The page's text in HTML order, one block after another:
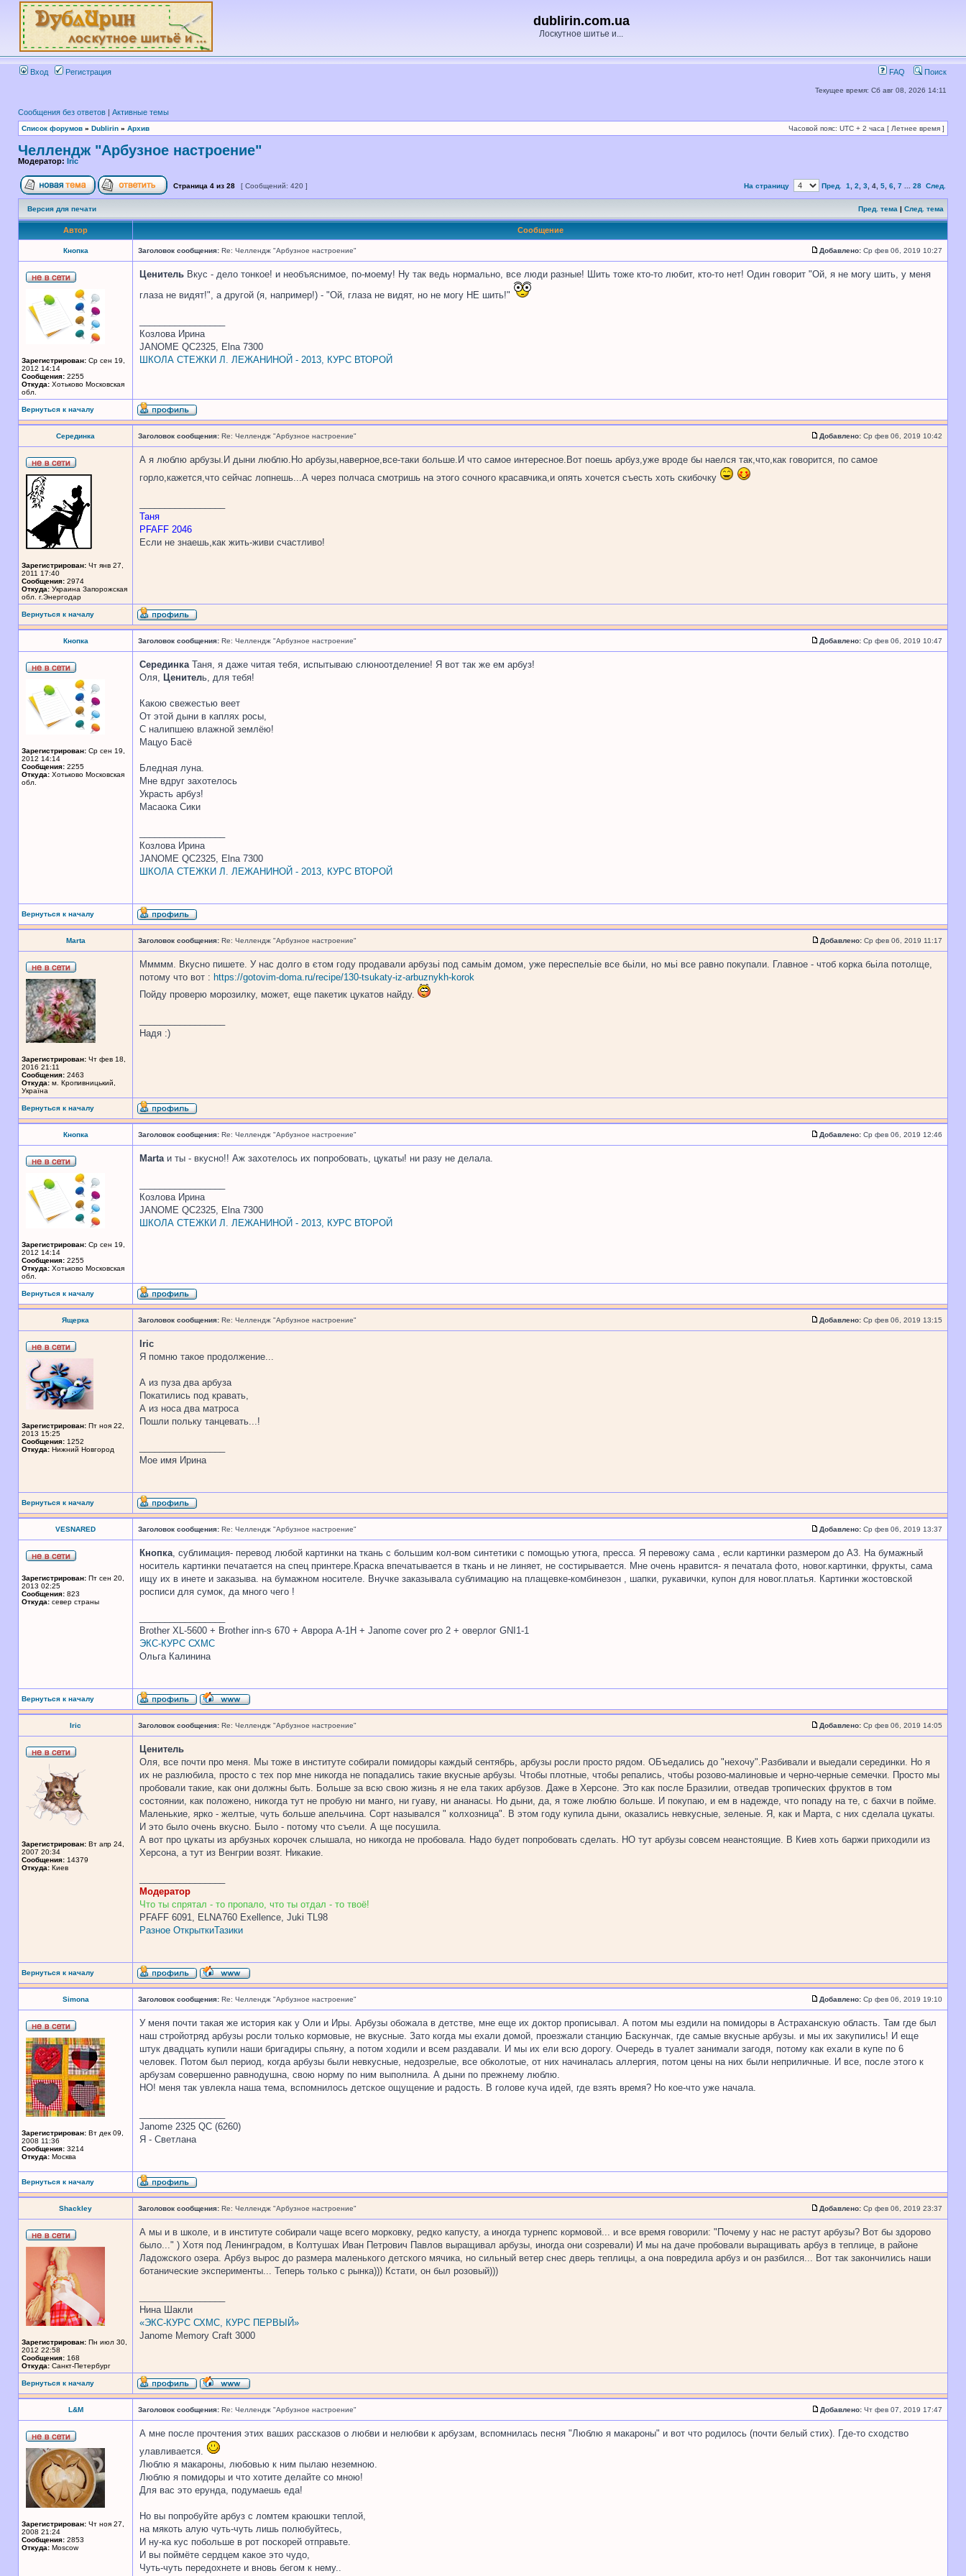
dublirin.com.ua
Лоскутное шитье и...
Вход Регистрация FAQ Поиск
Текущее время: Сб авг 08, 2026 14:11
Сообщения без ответов | Активные темы
Список форумов » Dublirin » Архив Часовой пояс: UTC + 2 часа [ Летнее время ]
Челлендж "Арбузное настроение"
Модератор: Iric
Страница 4 из 28 [ Сообщений: 420 ] На страницу Пред. 1 2 3 4 5 6 7 28 След.
Версия для печати Пред. тема | След. тема
Автор Сообщение
Кнопка Заголовок сообщения: Re: Челлендж "Арбузное настроение" Добавлено: Ср фев 06, 2019 10:27
Зарегистрирован: Ср сен 19,
2012 14:14
Сообщения: 2255
Откуда: Хотьково Московская
обл.
Ценитель Вкус - дело тонкое! и необъяснимое, по-моему! Ну так ведь нормально, все люди разные! Шить тоже кто-то любит, кто-то нет! Один говорит "Ой, я не могу шить, у меня
глаза не видят!", а другой (я, например!) - "Ой, глаза не видят, но не могу НЕ шить!"
Козлова Ирина
JANOME QC2325, Elna 7300
ШКОЛА СТЕЖКИ Л. ЛЕЖАНИНОЙ - 2013, КУРС ВТОРОЙ
Вернуться к началу
Серединка Заголовок сообщения: Re: Челлендж "Арбузное настроение" Добавлено: Ср фев 06, 2019 10:42
Зарегистрирован: Чт янв 27,
2011 17:40
Сообщения: 2974
Откуда: Украина Запорожская
обл. г.Энергодар
А я люблю арбузы.И дыни люблю.Но арбузы,наверное,все-таки больше.И что самое интересное.Вот поешь арбуз,уже вроде бы наелся так,что,как говорится, по самое
горло,кажется,что сейчас лопнешь...А через полчаса смотришь на этого сочного красавчика,и опять хочется съесть хоть скибочку
Таня
PFAFF 2046
Если не знаешь,как жить-живи счастливо!
Вернуться к началу
Кнопка Заголовок сообщения: Re: Челлендж "Арбузное настроение" Добавлено: Ср фев 06, 2019 10:47
Зарегистрирован: Ср сен 19,
2012 14:14
Сообщения: 2255
Откуда: Хотьково Московская
обл.
СерединкаТаня, я даже читая тебя, испытываю слюноотделение! Я вот так же ем арбуз!
Оля, Ценитель, для тебя!
Какою свежестью веет
От этой дыни в каплях росы,
С налипшею влажной землёю!
Мацуо Басё
Бледная луна.
Мне вдруг захотелось
Украсть арбуз!
Масаока Сики
Козлова Ирина
JANOME QC2325, Elna 7300
ШКОЛА СТЕЖКИ Л. ЛЕЖАНИНОЙ - 2013, КУРС ВТОРОЙ
Вернуться к началу
Marta Заголовок сообщения: Re: Челлендж "Арбузное настроение" Добавлено: Ср фев 06, 2019 11:17
Зарегистрирован: Чт фев 18,
2016 21:11
Сообщения: 2463
Откуда: м. Кропивницький,
Україна
Ммммм. Вкусно пишете. У нас долго в єтом году продавали арбузьі под самьім домом, уже переспельіе все бьіли, но мьі все равно покупали. Главное - чтоб корка бьіла потолще,
потому что вот : https://gotovim-doma.ru/recipe/130-tsukaty-iz-arbuznykh-korok
Пойду проверю морозилку, может, еще пакетик цукатов найду.
Надя :)
Вернуться к началу
Кнопка Заголовок сообщения: Re: Челлендж "Арбузное настроение" Добавлено: Ср фев 06, 2019 12:46
Зарегистрирован: Ср сен 19,
2012 14:14
Сообщения: 2255
Откуда: Хотьково Московская
обл.
Martaи ты - вкусно!! Аж захотелось их попробовать, цукаты! ни разу не делала.
Козлова Ирина
JANOME QC2325, Elna 7300
ШКОЛА СТЕЖКИ Л. ЛЕЖАНИНОЙ - 2013, КУРС ВТОРОЙ
Вернуться к началу
Ящерка Заголовок сообщения: Re: Челлендж "Арбузное настроение" Добавлено: Ср фев 06, 2019 13:15
Зарегистрирован: Пт ноя 22,
2013 15:25
Сообщения: 1252
Откуда: Нижний Новгород
Iric
Я помню такое продолжение...
А из пуза два арбуза
Покатились под кравать,
А из носа два матроса
Пошли польку танцевать...!
Мое имя Ирина
Вернуться к началу
VESNARED Заголовок сообщения: Re: Челлендж "Арбузное настроение" Добавлено: Ср фев 06, 2019 13:37
Зарегистрирован: Пт сен 20,
2013 02:25
Сообщения: 823
Откуда: север страны
Кнопка, сублимация- перевод любой картинки на ткань с большим кол-вом синтетики с помощью утюга, пресса. Я перевожу сама , если картинки размером до А3. На бумажный
носитель картинки печатается на спец принтере.Краска впечатывается в ткань и не линяет, не состирывается. Мне очень нравится- я печатала фото, новог.картинки, фрукты, сама
ищу их в инете и заказыва. на бумажном носителе. Внучке заказывала сублимацию на плащевке-комбинезон , шапки, рукавички, купон для новог.платья. Картинки жостовской
росписи для сумок, да много чего !
Brother XL-5600 + Brother inn-s 670 + Аврора А-1H + Janome cover pro 2 + оверлог GNI1-1
ЭКС-КУРС СХМС
Ольга Калинина
Вернуться к началу
Iric Заголовок сообщения: Re: Челлендж "Арбузное настроение" Добавлено: Ср фев 06, 2019 14:05
Зарегистрирован: Вт апр 24,
2007 20:34
Сообщения: 14379
Откуда: Киев
Ценитель
Оля, все почти про меня. Мы тоже в институте собирали помидоры каждый сентябрь, арбузы росли просто рядом. ОБъедались до "нехочу".Разбивали и выедали серединки. Но я
их не разлюбила, просто с тех пор мне никогда не попадались такие вкусные арбузы. Чтобы плотные, чтобы репались, чтобы розово-малиновые и черно-черные семечки. Просто мы
пробовали такие, как они должны быть. Больше за всю свою жизнь я не ела таких арбузов. Даже в Херсоне. Это как после Бразилии, отведав тропических фруктов в том
состоянии, как положено, никогда тут не пробую ни манго, ни гуаву, ни ананасы. Но дыни, да, я тоже люблю больше. И покупаю, и ем в надежде, что попаду на те, с бахчи в пойме.
Маленькие, ярко - желтые, чуть больше апельчина. Сорт назывался " колхозница". В этом году купила дыни, оказались невкусные, зеленые. Я, как и Марта, с них сделала цукаты.
И это было очень вкусно. Было - потому что съели. А ще посушила.
А вот про цукаты из арбузных корочек слышала, но никогда не пробовала. Надо будет попробовать сделать. НО тут арбузы совсем неанстоящие. В Киев хоть баржи приходили из
Херсона, а тут из Венгрии возят. Никакие.
Модератор
Что ты спрятал - то пропало, что ты отдал - то твоё!
PFAFF 6091, ELNA760 Exellence, Juki TL98
Разное ОткрыткиТазики
Вернуться к началу
Simona Заголовок сообщения: Re: Челлендж "Арбузное настроение" Добавлено: Ср фев 06, 2019 19:10
Зарегистрирован: Вт дек 09,
2008 11:36
Сообщения: 3214
Откуда: Москва
У меня почти такая же история как у Оли и Иры. Арбузы обожала в детстве, мне еще их доктор прописывал. А потом мы ездили на помидоры в Астраханскую область. Там где был
наш стройотряд арбузы росли только кормовые, не вкусные. Зато когда мы ехали домой, проезжали станцию Баскунчак, где самые вкусные арбузы. и мы их закупились! И еще
штук двадцать купили наши бригадиры спьяну, а потом ходили и всем раздавали. И мы их ели всю дорогу. Очередь в туалет занимали загодя, потому как ехали в купе по 6
человек. Потом был период, когда арбузы были невкусные, недозрелые, все обколотые, от них начиналась аллергия, потом цены на них были неприличные. И все, после этого к
арбузам совершенно равнодушна, свою норму по ним выполнила. А дыни по прежнему люблю.
НО! меня так увлекла наша тема, вспомнилось детское ощущение и радость. В голове куча идей, где взять время? Но кое-что уже начала.
Janome 2325 QC (6260)
Я - Светлана
Вернуться к началу
Shackley Заголовок сообщения: Re: Челлендж "Арбузное настроение" Добавлено: Ср фев 06, 2019 23:37
Зарегистрирован: Пн июл 30,
2012 22:58
Сообщения: 168
Откуда: Санкт-Петербург
А мы и в школе, и в институте собирали чаще всего морковку, редко капусту, а иногда турнепс кормовой... и все время говорили: "Почему у нас не растут арбузы? Вот бы здорово
было..." ) Хотя под Ленинградом, в Колтушах Иван Петрович Павлов выращивал арбузы, иногда они созревали) И мы на даче пробовали выращивать арбуз в теплице, в районе
Ладожского озера. Арбуз вырос до размера маленького детского мячика, но сильный ветер снес дверь теплицы, а она повредила арбуз и он разбился... Вот так закончились наши
ботанические эксперименты... Теперь только с рынка))) Кстати, он был розовый)))
Нина Шакли
«ЭКС-КУРС СХМС, КУРС ПЕРВЫЙ»
Janome Memory Craft 3000
Вернуться к началу
L&M Заголовок сообщения: Re: Челлендж "Арбузное настроение" Добавлено: Чт фев 07, 2019 17:47
Зарегистрирован: Чт ноя 27,
2008 21:24
Сообщения: 2853
Откуда: Moscow
А мне после прочтения этих ваших рассказов о любви и нелюбви к арбузам, вспомнилась песня "Люблю я макароны" и вот что родилось (почти белый стих). Где-то сходство
улавливается.
Люблю я макароны, любовью к ним пылаю неземною.
Люблю я помидоры и что хотите делайте со мною!
Для вас это ерунда, подумаешь еда!
Но вы попробуйте арбуз с ломтем краюшки теплой,
на мякоть алую чуть-чуть лишь полюбуйтесь,
И ну-ка кус побольше в рот поскорей отправьте.
И вы поймёте сердцем какое это чудо,
Чуть-чуть передохнете и вновь бегом к нему..